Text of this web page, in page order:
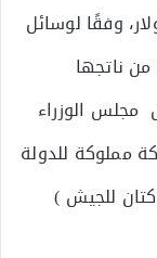
الخارجية 155 مليار دولار، وفقًا لوسائل
وهذا يعادل حوالي 86٪ من ناتجها
مجلس الوزراء
إنه سيبيع حصص في 32 شركة مملوكة للدولة
للجيش )